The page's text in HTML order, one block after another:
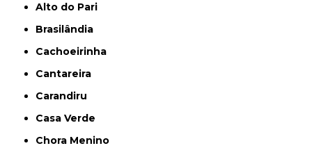
Alto do Pari
Brasilândia
Cachoeirinha
Cantareira
Carandiru
Casa Verde
Chora Menino